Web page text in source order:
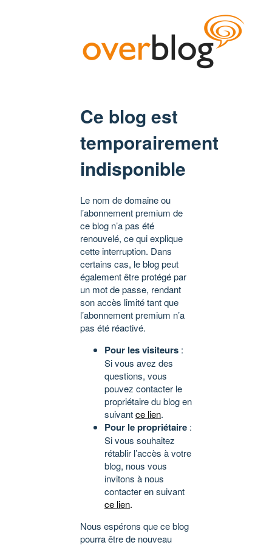
Ce blog est
temporairement
indisponible
Le nom de domaine ou
l’abonnement premium de
ce blog n’a pas été
renouvelé, ce qui explique
cette interruption. Dans
certains cas, le blog peut
également être protégé par
un mot de passe, rendant
son accès limité tant que
l’abonnement premium n’a
pas été réactivé.
Pour les visiteurs :
Si vous avez des
questions, vous
pouvez contacter le
propriétaire du blog en
suivantce lien.
Pour le propriétaire :
Si vous souhaitez
rétablir l’accès à votre
blog, nous vous
invitons à nous
contacter en suivant
ce lien.
Nous espérons que ce blog
pourra être de nouveau